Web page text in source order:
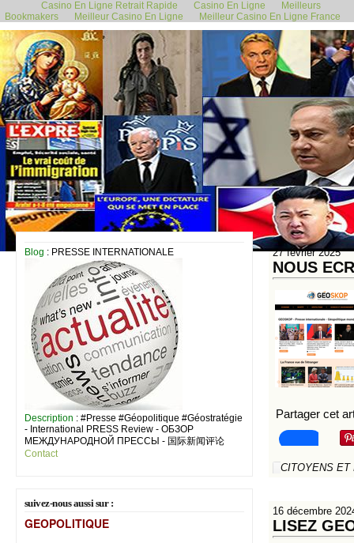
Casino En Ligne Retrait Rapide Casino En Ligne
Meilleurs
Bookmakers
Meilleur Casino En Ligne Meilleur Casino En Ligne France
Blog : PRESSE INTERNATIONALE
Description : #Presse #Géopolitique #Géostratégie
- International PRESS Review - ОБЗОР
МЕЖДУНАРОДНОЙ ПРЕССЫ - 国际新闻评论
Contact
suivez-nous aussi sur :
GEOPOLITIQUE
27 février 2025
NOUS
Partager cet
CITOYENS ET
16 décembre
LISEZ